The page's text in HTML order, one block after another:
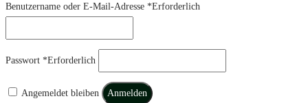
Benutzername oder E-Mail-Adresse *Erforderlich
Passwort *Erforderlich
Angemeldet bleiben Anmelden